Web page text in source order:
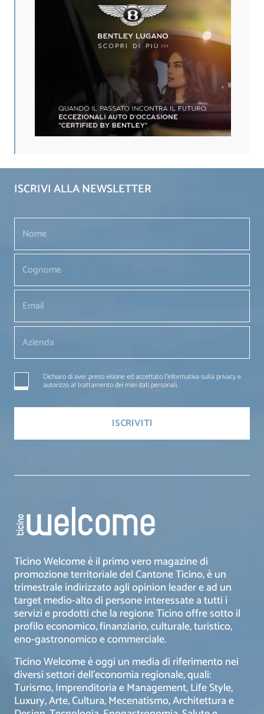
ISCRIVI ALLA NEWSLETTER
Dichiaro di aver preso visione ed accettato l'informativa sulla privacy e
autorizzo al trattamento dei miei dati personali.
Ticino Welcome è il primo vero magazine di
promozione territoriale del Cantone Ticino, è un
trimestrale indirizzato agli opinion leader e ad un
target medio-alto di persone interessate a tutti i
servizi e prodotti che la regione Ticino offre sotto il
profilo economico, finanziario, culturale, turistico,
eno-gastronomico e commerciale.
Ticino Welcome è oggi un media di riferimento nei
diversi settori dell’economia regionale, quali:
Turismo, Imprenditoria e Management, Life Style,
Luxury, Arte, Cultura, Mecenatismo, Architettura e